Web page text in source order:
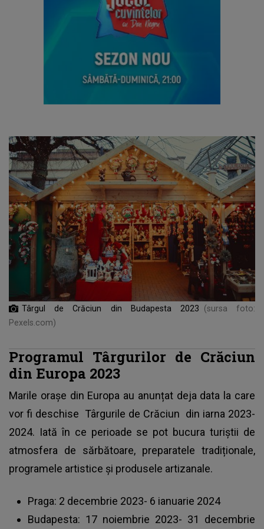
Târgul de Crăciun din Budapesta 2023
(sursa foto:
Pexels.com)
Programul Târgurilor de Crăciun
din Europa 2023
Marile orașe din Europa au anunțat deja data la care
vor fi deschise Târgurile de Crăciun din iarna 2023-
2024. Iată în ce perioade se pot bucura turiștii de
atmosfera de sărbătoare, preparatele tradiționale,
programele artistice și produsele artizanale.
Praga: 2 decembrie 2023- 6 ianuarie 2024
Budapesta: 17 noiembrie 2023- 31 decembrie